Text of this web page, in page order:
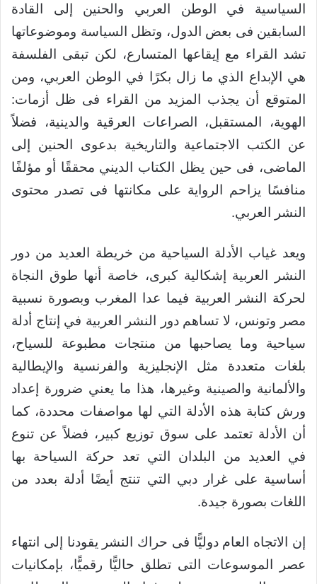
السياسية في الوطن العربي والحنين إلى القادة
السابقين فى بعض الدول، وتظل السياسة وموضوعاتها
تشد القراء مع إيقاعها المتسارع، لكن تبقى الفلسفة
هي الإبداع الذي ما زال بكرًا في الوطن العربي، ومن
المتوقع أن يجذب المزيد من القراء فى ظل أزمات:
الهوية، المستقبل، الصراعات العرقية والدينية، فضلاً
عن الكتب الاجتماعية والتاريخية بدعوى الحنين إلى
الماضى، فى حين يظل الكتاب الديني محققًا أو مؤلفًا
منافسًا يزاحم الرواية على مكانتها فى تصدر محتوى
النشر العربي.
ويعد غياب الأدلة السياحية من خريطة العديد من دور
النشر العربية إشكالية كبرى، خاصة أنها طوق النجاة
لحركة النشر العربية فيما عدا المغرب وبصورة نسبية
مصر وتونس، لا تساهم دور النشر العربية في إنتاج أدلة
سياحية وما يصاحبها من منتجات مطبوعة للسياح،
بلغات متعددة مثل الإنجليزية والفرنسية والإيطالية
والألمانية والصينية وغيرها، هذا ما يعني ضرورة إعداد
ورش كتابة هذه الأدلة التي لها مواصفات محددة، كما
أن الأدلة تعتمد على سوق توزيع كبير، فضلاً عن تنوع
في العديد من البلدان التي تعد حركة السياحة بها
أساسية على غرار دبي التي تنتج أيضًا أدلة بعدد من
اللغات بصورة جيدة.
إن الاتجاه العام دوليًّا فى حراك النشر يقودنا إلى انتهاء
عصر الموسوعات التى تطلق حاليًّا رقميًّا، بإمكانيات